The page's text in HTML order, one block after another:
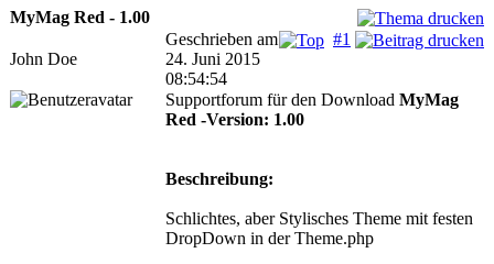
MyMag Red - 1.00
John Doe
#1
Geschrieben am
24. Juni 2015
08:54:54
Supportforum für den Download MyMag
Red -Version: 1.00
Beschreibung:
Schlichtes, aber Stylisches Theme mit festen
DropDown in der Theme.php